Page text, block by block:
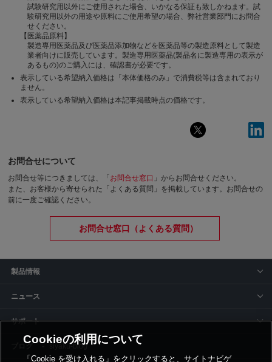
試験研究用以外にご使用された場合、いかなる保証も致しかねます。試
験研究用以外の用途や原料にご使用希望の場合、弊社営業部門にお問合
せください。
【医薬品原料】
製造専用医薬品及び医薬品添加物などを医薬品等の製造原料として製造
業者向けに販売しています。製造専用医薬品(製品名に製造専用の表示が
あるもの)のご購入には、確認書が必要です。
表示している希望納入価格は「本体価格のみ」で消費税等は含まれており
ません。
表示している希望納入価格は本記事掲載時点の価格です。
お問合せについて
お問合せ等につきましては、「 お問合せ窓口 」からお問合せください。
また、お客様から寄せられた「よくある質問」を掲載しています。お問合せの
前に一度ご確認ください。
お問合せ窓口（よくある質問）
製品情報
ニュース
サポート
siyaku-blog
Cookieの利用について
「Cookie を受け入れる」をクリックすると、サイトナビゲ